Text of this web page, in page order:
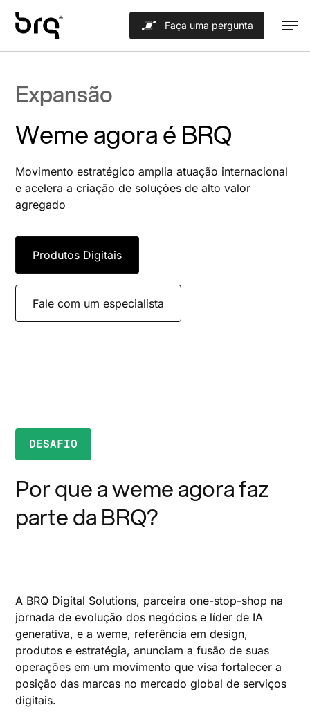
Faça uma pergunta
Expansão
Weme agora é BRQ
Movimento estratégico amplia atuação internacional
e acelera a criação de soluções de alto valor
agregado
Produtos Digitais
Fale com um especialista
DESAFIO
Por que a weme agora faz
parte da BRQ?
A BRQ Digital Solutions, parceira one-stop-shop na
jornada de evolução dos negócios e líder de IA
generativa, e a weme, referência em design,
produtos e estratégia, anunciam a fusão de suas
operações em um movimento que visa fortalecer a
posição das marcas no mercado global de serviços
digitais.